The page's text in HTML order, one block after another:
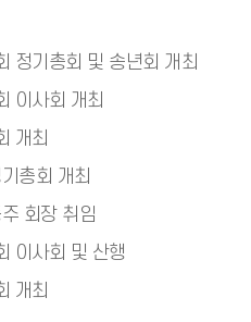
정기총회 및 송년회 개최
이사회 개최
개최
총회 개최
회장 취임
이사회 및 산행
개최